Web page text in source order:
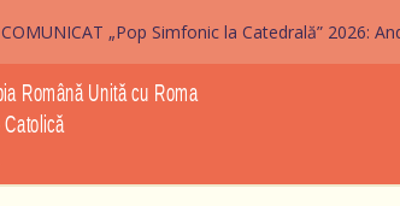
COMUNICAT „Pop Simfonic la Catedrală” 2026: